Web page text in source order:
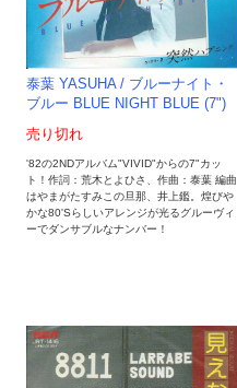
泰葉 YASUHA / ブルーナイト・
ブルー BLUE NIGHT BLUE (7")
売り切れ
'82の2NDアルバム"VIVID"からの7"カッ
ト！作詞：荒木とよひさ、作曲：泰葉 編曲
はやまがたすみこの旦那、井上鑑。煌びや
かな80'Sらしいアレンジが光るグルーヴィ
ーでダンサブルなナンバー！